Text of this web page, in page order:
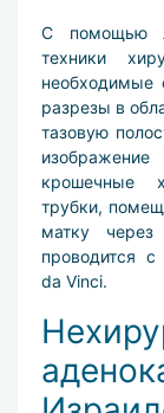
С помощью
техники
необходимые
разрезы в
тазовую
крошечные
трубки,
матку через
проводится
da Vinci.